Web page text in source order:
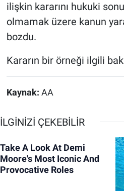
ilişkin kararını hukuki
olmamak üzere kanun
bozdu.
Kararın bir örneği ilgili
Kaynak: AA